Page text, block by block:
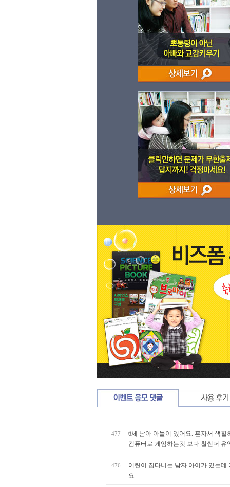
477
6세 남아 아들이 있어요. 혼자서 색
컴퓨터로 게임하는것 보다 훨씬더
476
어린이 집다니는 남자 아이가 있는
요